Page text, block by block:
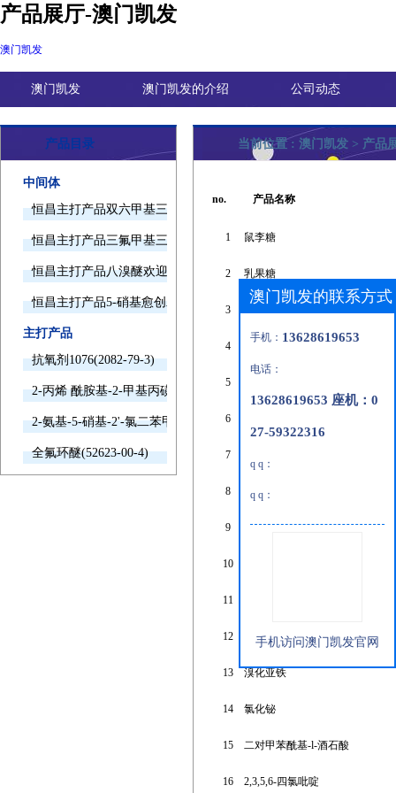
产品展厅-澳门凯发
澳门凯发
澳门凯发 澳门凯发的介绍 公司动态
产品目录
中间体
恒昌主打产品双六甲基三胺欢迎询价
恒昌主打产品三氟甲基三甲基硅烷欢迎询价
恒昌主打产品八溴醚欢迎询价
恒昌主打产品5-硝基愈创木酚钠欢迎询价
主打产品
抗氧剂1076(2082-79-3)
2-丙烯 酰胺基-2-甲基丙磺酸(15214-89-8)
2-氨基-5-硝基-2'-氯二苯甲酮(2011-66-7)
全氟环醚(52623-00-4)
当前位置 : 澳门凯发 > 产品
no. 产品名称
1 鼠李糖
2 乳果糖
3
4 乙酸釕
5
6
7
8 3,6,9,12-四氧杂十六烷-1-醇
9 1,5-萘二胺
10
11
12 对-亚苯基-双苯偏三酸酯二酐
13 溴化亚铁
14 氯化铋
15 二对甲苯酰基-l-酒石酸
16 2,3,5,6-四氯吡啶
澳门凯发的联系方式
手机： 13628619653
电话：
13628619653 座机：0
27-59322316
q q：
q q：
手机访问澳门凯发官网